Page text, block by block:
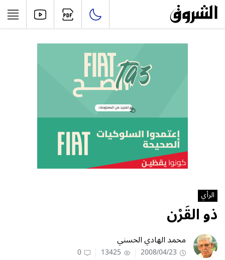
الرأي
ذو القَرْن
محمد الهادي الحسني
2008/04/23
13425
0